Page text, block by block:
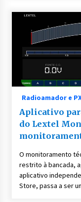
Radioamador e
Aplicativo
do Lextel
O monitoramento
restrito à bancada,
aplicativo
Store, passa a ser